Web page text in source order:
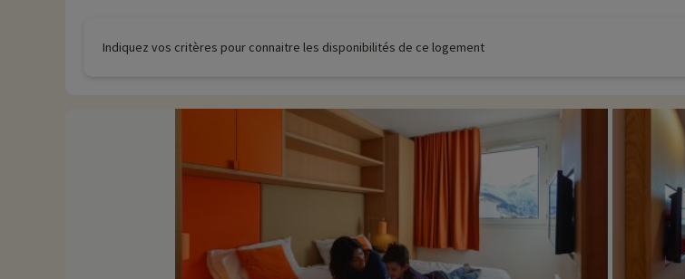
Indiquez vos critères pour connaitre les disponibilités de ce logement